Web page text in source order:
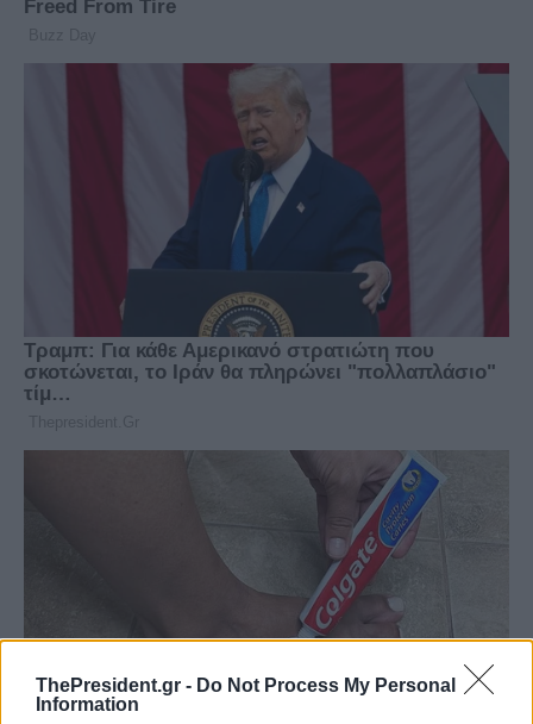
ThePresident.gr - Do Not Process My Personal
Information